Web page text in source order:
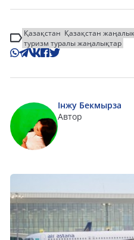
Қазақстан Қазақстан
туризм туралы жаңалықтар
Інжу Бекмырза
Автор